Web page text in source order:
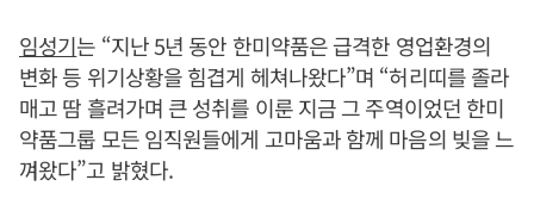
임성기는 “지난 5년 동안 한미약품은 급격한 영업환경의
변화 등 위기상황을 힘겹게 헤쳐나왔다”며 “허리띠를 졸라
매고 땀 흘려가며 큰 성취를 이룬 지금 그 주역이었던 한미
약품그룹 모든 임직원들에게 고마움과 함께 마음의 빚을 느
껴왔다”고 밝혔다.